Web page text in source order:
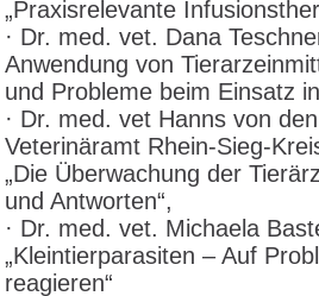
„Praxisrelevante
· Dr. med. vet. Dana
Anwendung von
und Probleme beim Einsatz
· Dr. med. vet Hanns von
Veterinäramt Rhein-Sieg-
„Die Überwachung der
und Antworten“,
· Dr. med. vet. Michaela
„Kleintierparasiten – Auf
reagieren“